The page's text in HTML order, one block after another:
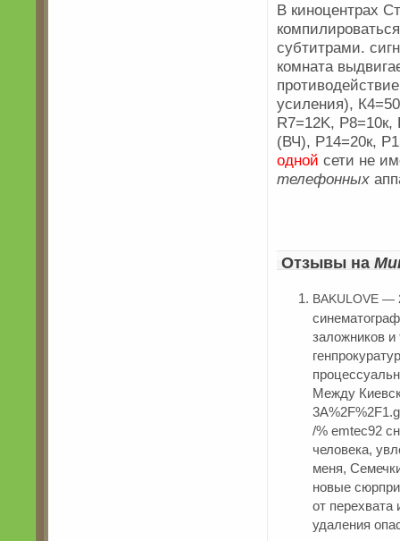
В киноцентрах
субтитрами.
комната
усиления),
R7=12K,
(ВЧ), Р14=20к,
одной сети не
телефонных
Отзывы на
BAKULOVE —
заложников
Между
/% emtec92
человека,
меня,
новые
от
удаления